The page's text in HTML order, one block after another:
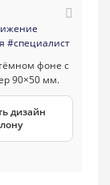
#специалист
дизайн